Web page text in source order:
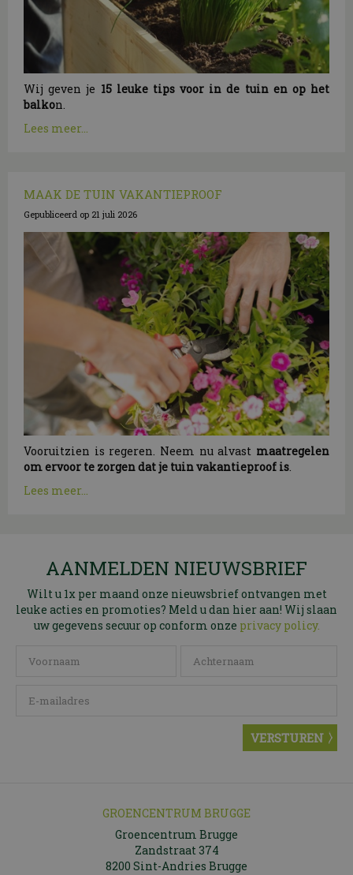
Wij geven je 15 leuke tips voor in de tuin en op het
balkon.
Lees meer...
MAAK DE TUIN VAKANTIEPROOF
Gepubliceerd op 21 juli 2026
Vooruitzien is regeren. Neem nu alvast maatregelen
om ervoor te zorgen dat je tuin vakantieproof is.
Lees meer...
AANMELDEN NIEUWSBRIEF
Wilt u 1x per maand onze nieuwsbrief ontvangen met
leuke acties en promoties? Meld u dan hier aan! Wij slaan
uw gegevens secuur op conform onze privacy policy.
GROENCENTRUM BRUGGE
Groencentrum Brugge
Zandstraat 374
8200 Sint-Andries Brugge